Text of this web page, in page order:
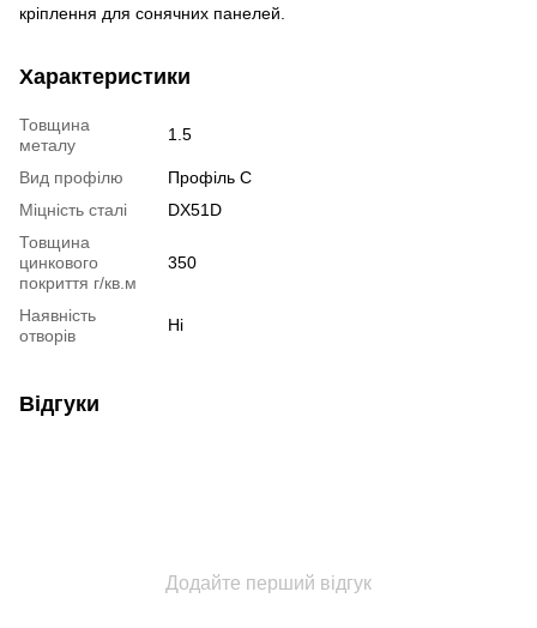
кріплення для сонячних панелей.
Характеристики
Товщина
металу
1.5
Вид профілю
Профіль C
Міцність сталі
DX51D
Товщина
цинкового
покриття г/кв.м
350
Наявність
отворів
Ні
Відгуки
Додайте перший відгук